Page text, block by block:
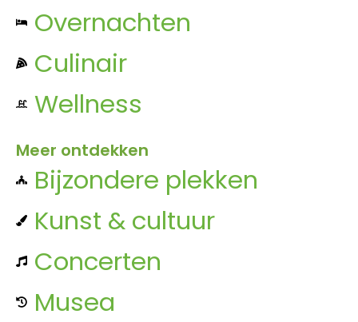
Overnachten
Culinair
Wellness
Meer ontdekken
Bijzondere plekken
Kunst & cultuur
Concerten
Musea